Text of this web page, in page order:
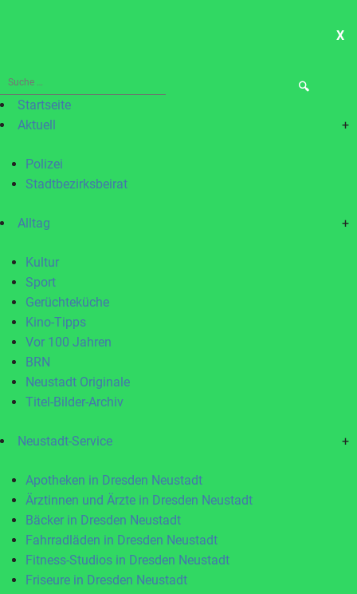
X
Suche
nach:Startseite
Aktuell
+
Polizei
Stadtbezirksbeirat
Alltag +
Kultur
Sport
Gerüchteküche
Kino-Tipps
Vor 100 Jahren
BRN
Neustadt Originale
Titel-Bilder-Archiv
Neustadt-Service +
Apotheken in Dresden Neustadt
Ärztinnen und Ärzte in Dresden Neustadt
Bäcker in Dresden Neustadt
Fahrradläden in Dresden Neustadt
Fitness-Studios in Dresden Neustadt
Friseure in Dresden Neustadt